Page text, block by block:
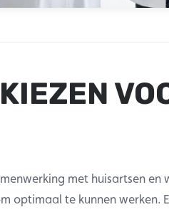
met huisartsen
optimaal te kunnen werken.